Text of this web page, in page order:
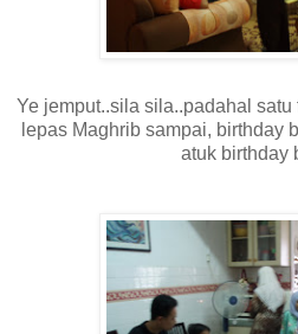
Ye jemput..sila sila..padahal
lepas Maghrib sampai, birthday
atuk birthday